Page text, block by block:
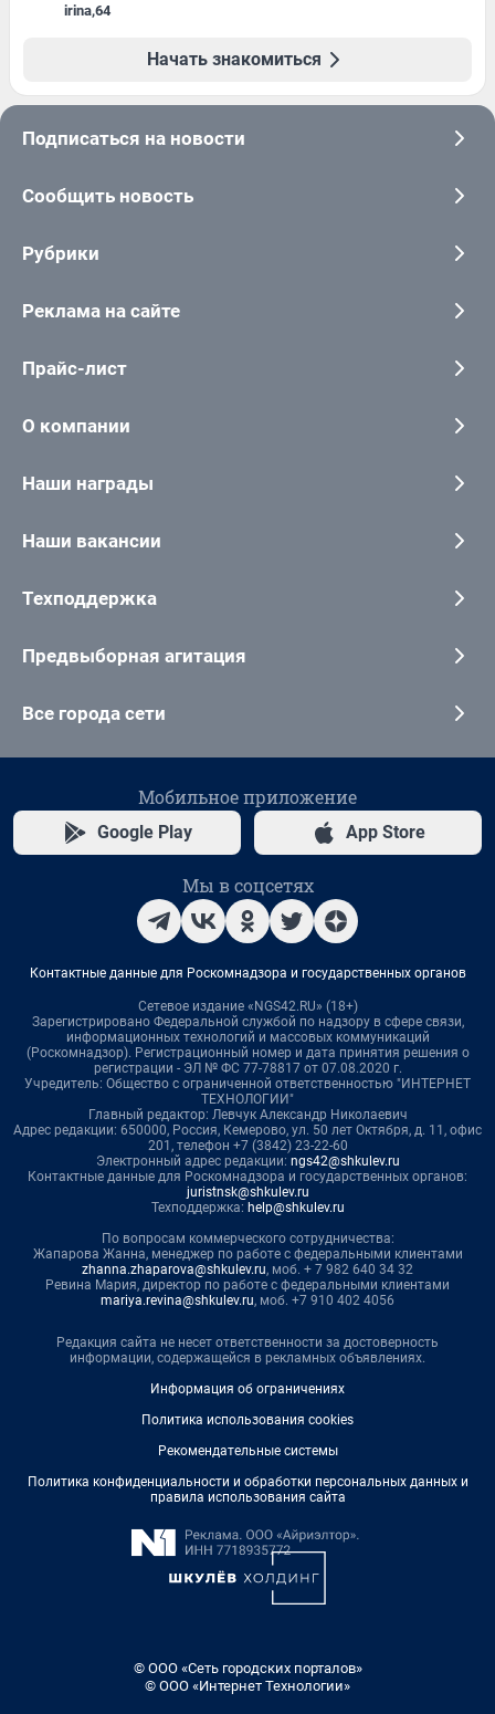
irina,64
Начать знакомиться
Подписаться на новости
Сообщить новость
Рубрики
Реклама на сайте
Прайс-лист
О компании
Наши награды
Наши вакансии
Техподдержка
Предвыборная агитация
Все города сети
Мобильное приложение
Google Play App Store
Мы в соцсетях
Контактные данные для Роскомнадзора и государственных органов
Сетевое издание «NGS42.RU» (18+)
Зарегистрировано Федеральной службой по надзору в сфере связи,
информационных технологий и массовых коммуникаций
(Роскомнадзор). Регистрационный номер и дата принятия решения о
регистрации - ЭЛ № ФС 77-78817 от 07.08.2020 г.
Учредитель: Общество с ограниченной ответственностью "ИНТЕРНЕТ
ТЕХНОЛОГИИ"
Главный редактор: Левчук Александр Николаевич
Адрес редакции: 650000, Россия, Кемерово, ул. 50 лет Октября, д. 11, офис
201, телефон +7 (3842) 23-22-60
Электронный адрес редакции: ngs42@shkulev.ru
Контактные данные для Роскомнадзора и государственных органов:
juristnsk@shkulev.ru
Техподдержка: help@shkulev.ru
По вопросам коммерческого сотрудничества:
Жапарова Жанна, менеджер по работе с федеральными клиентами
zhanna.zhaparova@shkulev.ru, моб. + 7 982 640 34 32
Ревина Мария, директор по работе с федеральными клиентами
mariya.revina@shkulev.ru, моб. +7 910 402 4056
Редакция сайта не несет ответственности за достоверность
информации, содержащейся в рекламных объявлениях.
Информация об ограничениях
Политика использования cookies
Рекомендательные системы
Политика конфиденциальности и обработки персональных данных и
правила использования сайта
© ООО «Сеть городских порталов»
© ООО «Интернет Технологии»